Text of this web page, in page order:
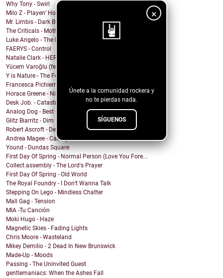
×
Únete a la comunidad rockera y
no te pierdas nada.
SÍGUENOS
Why Tony - Swirl
Milo Z - Playen’ Hookie
Mr. Limbis - Dark Butterfly
The Criticals - Mother of Style
Luke Angelo - The Pool
FAERYS - Control
Natalie Clark - HERE
Yücem Varoğlu (feat. Jam and the Benzos) - Gimme G...
Y is Nature - The Fool
Francesca Pichierri - Sperarci Due Eroi
Horace Greene - Nighttime Boi
Desk Job. - Catastrophe
Analog Dog - Best of Me
Glitz Biarritz - Dim Lights
Robert Ascroft - Devil Opens The Door (feat. Kid C...
Andrea Magee - Calling for You
Yound - Dundas Square
First Day Of Spring - Normal Person (Love You Fore...
Collect.assembly - The Lord's Prayer
First Day Of Spring - Old World
The Royal Foundry - I Don’t Wanna Talk
Stepping On Lego - Mindless Chatter
Mall Gag - Tension
MIA -Tu Canción
Moki Hugo - Haze
Magnetic Skies - Fading Lights
Chris Moore - Wasteland
Mikey Demilio - 2 Dead In New Brunswick
Made-Up - Moods
Passing - The Uninvited Guest
gentlemaniacs: When the Ashes Fall